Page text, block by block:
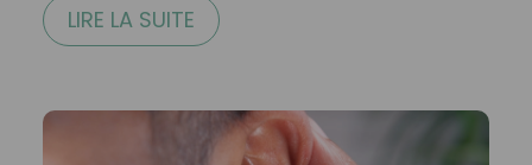
LIRE LA SUITE